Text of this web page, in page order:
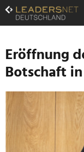
Zum
Inhalt
Zur
Navigation
Zur
Hauptnavigation
Eröffnung
Botschaft